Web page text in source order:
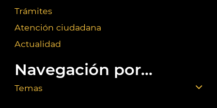
Trámites
Atención ciudadana
Actualidad
Navegación por...
Temas